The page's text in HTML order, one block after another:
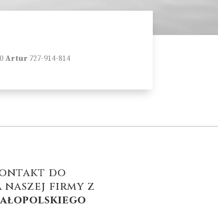
Artur 727-914-814
do
firmy z